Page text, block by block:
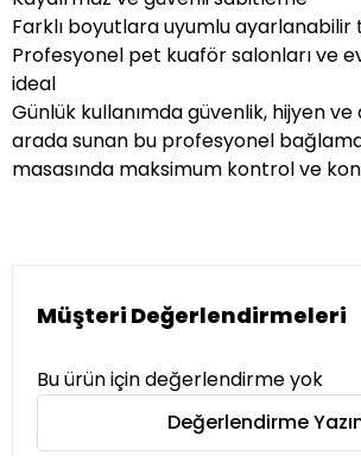
Farklı boyutlara uyumlu ayarlanabilir
Profesyonel pet kuaför salonları ve
ideal
Günlük kullanımda güvenlik, hijyen ve
arada sunan bu profesyonel
masasında maksimum kontrol ve
Müşteri Değerlendirmeleri
Bu ürün için değerlendirme yok
Değerlendirme